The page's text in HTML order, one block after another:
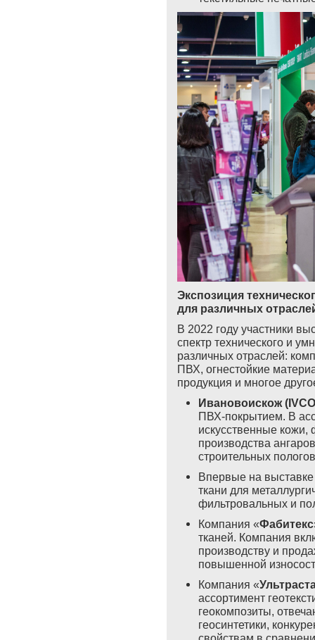
Экспозиция
для различных
В 2022 году участники
спектр технического и
различных отраслей:
ПВХ, огнестойкие
продукция и многое
Ивановоискож (
ПВХ-покрытием. В
искусственные кожи,
производства
строительных
Впервые на
ткани для
фильтровальных и
Компания «
тканей. Компания
производству и
повышенной
Компания «
ассортимент
геокомпозиты,
геосинтетики,